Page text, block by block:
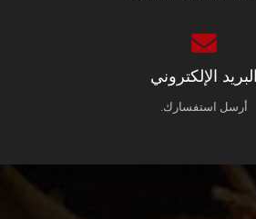
البريد الإلكتروني
أرسل استفسارك.